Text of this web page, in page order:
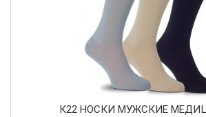
К22 НОСКИ МУЖСКИЕ